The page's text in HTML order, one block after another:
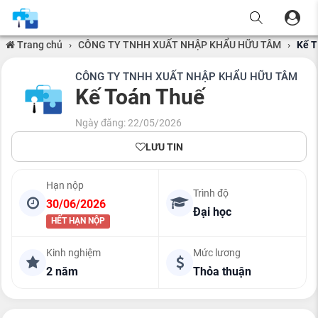
Trang chủ › CÔNG TY TNHH XUẤT NHẬP KHẨU HỮU TÂM › Kế
CÔNG TY TNHH XUẤT NHẬP KHẨU HỮU TÂM
Kế Toán Thuế
Ngày đăng: 22/05/2026
LƯU TIN
Hạn nộp
30/06/2026
HẾT HẠN NỘP
Trình độ
Đại học
Kinh nghiệm
2 năm
Mức lương
Thỏa thuận